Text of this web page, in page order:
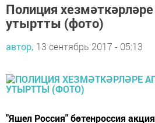
Полиция хезмәткәрләре
утыртты (фото)
автор, 13 сентябрь 2017 - 05:13
"Яшел Россия" бөтенроссия